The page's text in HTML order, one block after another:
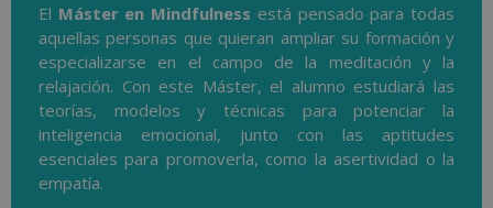
El Máster en Mindfulness está pensado para todas
aquellas personas que quieran ampliar su formación y
especializarse en el campo de la meditación y la
relajación. Con este Máster, el alumno estudiará las
teorías, modelos y técnicas para potenciar la
inteligencia emocional, junto con las aptitudes
esenciales para promoverla, como la asertividad o la
empatía.